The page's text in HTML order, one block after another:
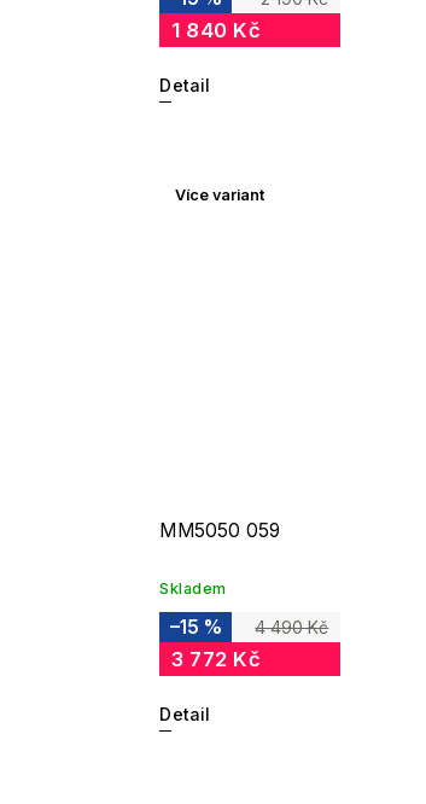
1 840 Kč
Detail
Více variant
MM5050 059
Skladem
4 490 Kč
–15 %
3 772 Kč
Detail